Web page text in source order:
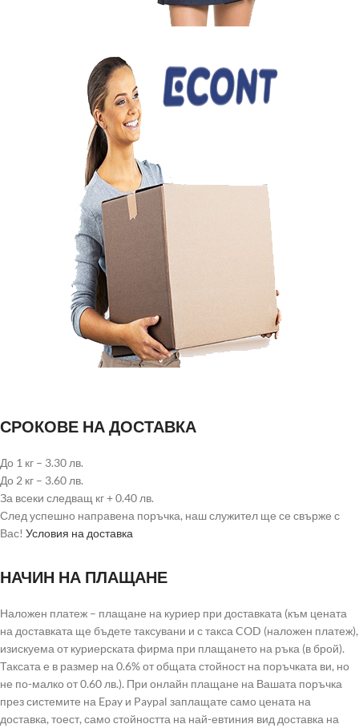
СРОКОВЕ НА ДОСТАВКА
До 1 кг – 3.30 лв.
До 2 кг – 3.60 лв.
За всеки следващ кг + 0.40 лв.
След успешно направена поръчка, наш служител ще се свърже с
Вас! Условия на доставка
НАЧИН НА ПЛАЩАНЕ
Наложен платеж – плащане на куриер при доставката (към цената
на доставката ще бъдете таксувани и с такса COD (наложен платеж),
изискуема от куриерската фирма при плащането на ръка (в брой).
Таксата е в размер на 0.6% от общата стойност на поръчката ви, но
не по-малко от 0.60 лв.). При онлайн плащане на Вашата поръчка
през системите на Epay и Paypal заплащате само цената на
доставка, тоест, само стойността на най-евтиния вид доставка на